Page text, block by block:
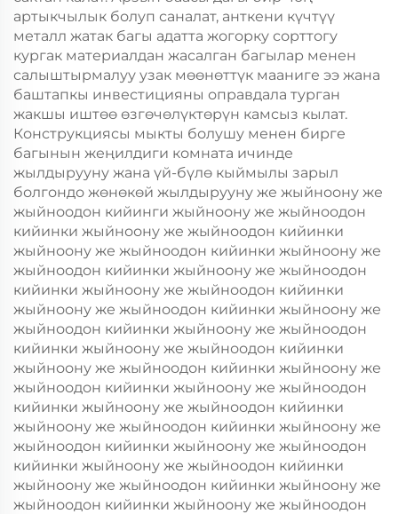
артыкчылык болуп саналат, анткени күчтүү
металл жатак багы адатта жогорку сорттогу
кургак материалдан жасалган багылар менен
салыштырмалуу узак мөөнөттүк мааниге ээ жана
баштапкы инвестицияны оправдала турган
жакшы иштөө өзгөчөлүктөрүн камсыз кылат.
Конструкциясы мыкты болушу менен бирге
багынын жеңилдиги комната ичинде
жылдырууну жана үй-бүлө кыймылы зарыл
болгондо жөнөкөй жылдырууну же жыйноону же
жыйноодон кийинги жыйноону же жыйноодон
кийинки жыйноону же жыйноодон кийинки
жыйноону же жыйноодон кийинки жыйноону же
жыйноодон кийинки жыйноону же жыйноодон
кийинки жыйноону же жыйноодон кийинки
жыйноону же жыйноодон кийинки жыйноону же
жыйноодон кийинки жыйноону же жыйноодон
кийинки жыйноону же жыйноодон кийинки
жыйноону же жыйноодон кийинки жыйноону же
жыйноодон кийинки жыйноону же жыйноодон
кийинки жыйноону же жыйноодон кийинки
жыйноону же жыйноодон кийинки жыйноону же
жыйноодон кийинки жыйноону же жыйноодон
кийинки жыйноону же жыйноодон кийинки
жыйноону же жыйноодон кийинки жыйноону же
жыйноодон кийинки жыйноону же жыйноодон